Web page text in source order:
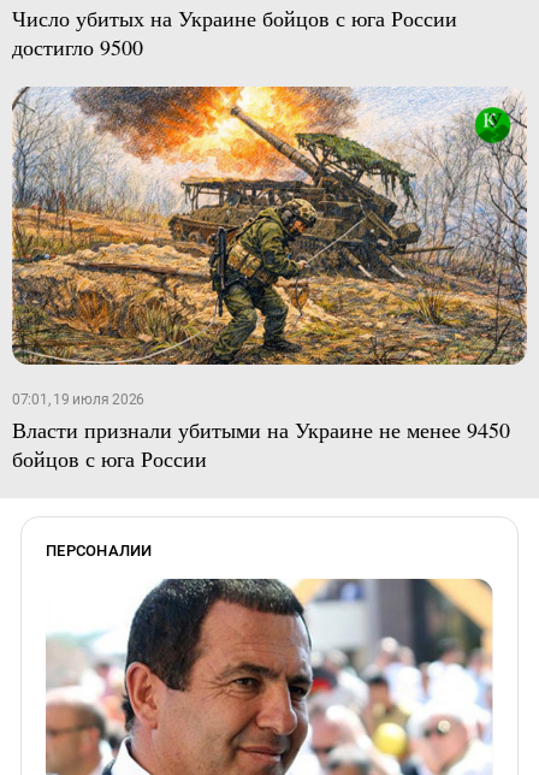
Число убитых на Украине бойцов с юга России
достигло 9500
07:01, 19 июля 2026
Власти признали убитыми на Украине не менее 9450
бойцов с юга России
ПЕРСОНАЛИИ